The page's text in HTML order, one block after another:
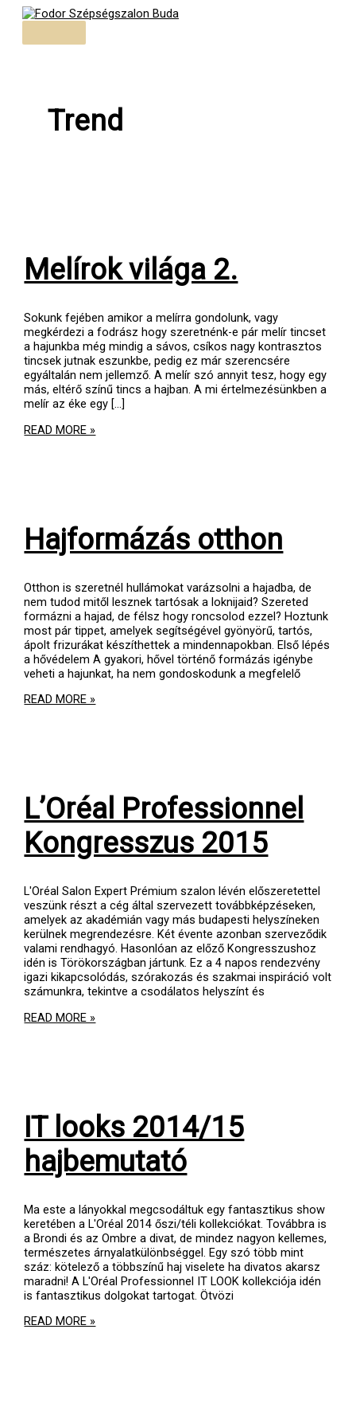
Skip
content Menu
Trend
Melírok világa 2.
Sokunk fejében amikor a melírra gondolunk, vagy
megkérdezi a fodrász hogy szeretnénk-e pár melír tincset
a hajunkba még mindig a sávos, csíkos nagy kontrasztos
tincsek jutnak eszunkbe, pedig ez már szerencsére
egyáltalán nem jellemző. A melír szó annyit tesz, hogy egy
más, eltérő színű tincs a hajban. A mi értelmezésünkben a
melír az éke egy [...]
MELÍROK
READ MORE »
Hajformázás otthon
Otthon is szeretnél hullámokat varázsolni a hajadba, de
nem tudod mitől lesznek tartósak a loknijaid? Szereted
formázni a hajad, de félsz hogy roncsolod ezzel? Hoztunk
most pár tippet, amelyek segítségével gyönyörű, tartós,
ápolt frizurákat készíthettek a mindennapokban. Első lépés
a hővédelem A gyakori, hővel történő formázás igénybe
veheti a hajunkat, ha nem gondoskodunk a megfelelő
HAJFORMÁZÁS
READ MORE »
L’Oréal Professionnel
Kongresszus 2015
L'Oréal Salon Expert Prémium szalon lévén előszeretettel
veszünk részt a cég által szervezett továbbképzéseken,
amelyek az akadémián vagy más budapesti helyszíneken
kerülnek megrendezésre. Két évente azonban szerveződik
valami rendhagyó. Hasonlóan az előző Kongresszushoz
idén is Törökországban jártunk. Ez a 4 napos rendezvény
igazi kikapcsolódás, szórakozás és szakmai inspiráció volt
számunkra, tekintve a csodálatos helyszínt és
L’ORÉAL
READ MORE »
IT looks 2014/15
hajbemutató
Ma este a lányokkal megcsodáltuk egy fantasztikus show
keretében a L'Oréal 2014 őszi/téli kollekciókat. Továbbra is
a Brondi és az Ombre a divat, de mindez nagyon kellemes,
természetes árnyalatkülönbséggel. Egy szó több mint
száz: kötelező a többszínű haj viselete ha divatos akarsz
maradni! A L'Oréal Professionnel IT LOOK kollekciója idén
is fantasztikus dolgokat tartogat. Ötvözi
IT
READ MORE »